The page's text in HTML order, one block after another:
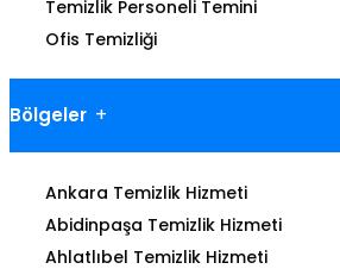
Temizlik Personeli Temini
Ofis Temizliği
Bölgeler
Ankara Temizlik Hizmeti
Abidinpaşa Temizlik Hizmeti
Ahlatlıbel Temizlik Hizmeti